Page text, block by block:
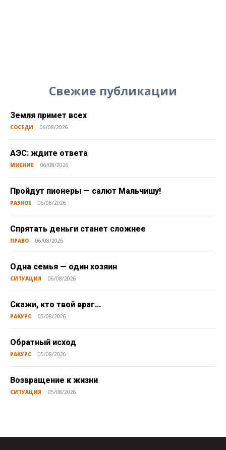
Свежие публикации
Земля примет всех
СОСЕДИ 06/08/2026
АЭС: ждите ответа
МНЕНИЕ 06/08/2026
Пройдут пионеры — салют Мальчишу!
РАЗНОЕ 06/08/2026
Спрятать деньги станет сложнее
ПРАВО 06/08/2026
Одна семья — один хозяин
СИТУАЦИЯ 06/08/2026
Скажи, кто твой враг…
РАКУРС 05/08/2026
Обратный исход
РАКУРС 05/08/2026
Возвращение к жизни
СИТУАЦИЯ 05/08/2026